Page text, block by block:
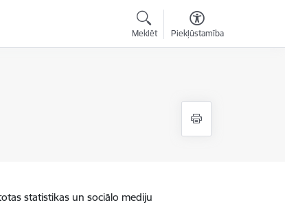
Meklēt Piekļūstamība
statistikas un sociālo mediju